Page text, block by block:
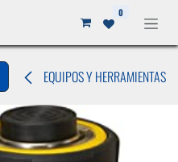
0
EQUIPOS Y HERRAMIENTAS